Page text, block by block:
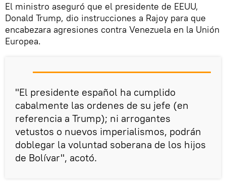
​​El ministro aseguró que el presidente de EEUU,
Donald Trump, dio instrucciones a Rajoy para que
encabezara agresiones contra Venezuela en la Unión
Europea.
"El presidente español ha cumplido
cabalmente las ordenes de su jefe (en
referencia a Trump); ni arrogantes
vetustos o nuevos imperialismos, podrán
doblegar la voluntad soberana de los hijos
de Bolívar", acotó.